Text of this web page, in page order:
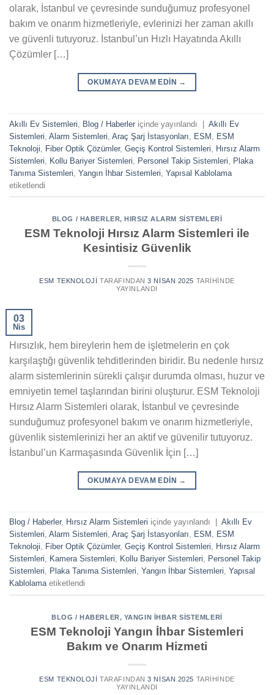
olarak, İstanbul ve çevresinde sunduğumuz profesyonel
bakım ve onarım hizmetleriyle, evlerinizi her zaman akıllı
ve güvenli tutuyoruz. İstanbul’un Hızlı Hayatında Akıllı
Çözümler […]
OKUMAYA DEVAM EDIN →
Akıllı Ev Sistemleri Blog / Haberler içinde yayınlandı | Akıllı Ev
Sistemleri Alarm Sistemleri Araç Şarj İstasyonları ESM
ESM
Teknoloji
Fiber Optik Çözümler, Geçiş Kontrol Sistemleri
Hırsız Alarm
Sistemleri
Kollu Bariyer Sistemleri Personel Takip Sistemleri
Plaka
Tanıma Sistemleri Yangın İhbar Sistemleri Yapısal Kablolama
etiketlendi
BLOG / HABERLER, HIRSIZ ALARM SISTEMLERI
ESM Teknoloji Hırsız Alarm Sistemleri ile
Kesintisiz Güvenlik
ESM TEKNOLOJI TARAFINDAN 3 NISAN 2025 TARIHINDE
YAYINLANDI
03
Nis
Hırsızlık, hem bireylerin hem de işletmelerin en çok
karşılaştığı güvenlik tehditlerinden biridir. Bu nedenle hırsız
alarm sistemlerinin sürekli çalışır durumda olması, huzur ve
emniyetin temel taşlarından birini oluşturur. ESM Teknoloji
Hırsız Alarm Sistemleri olarak, İstanbul ve çevresinde
sunduğumuz profesyonel bakım ve onarım hizmetleriyle,
güvenlik sistemlerinizi her an aktif ve güvenilir tutuyoruz.
İstanbul’un Karmaşasında Güvenlik İçin […]
OKUMAYA DEVAM EDIN →
Blog / Haberler, Hırsız Alarm Sistemleri içinde yayınlandı
Akıllı Ev
Sistemleri, Alarm Sistemleri, Araç Şarj İstasyonları, ESM , ESM
Teknoloji, Fiber Optik Çözümler, Geçiş Kontrol Sistemleri, Hırsız Alarm
Sistemleri, Kamera Sistemleri, Kollu Bariyer Sistemleri, Personel Takip
Sistemleri, Plaka Tanıma Sistemleri, Yangın İhbar Sistemleri, Yapısal
Kablolamaetiketlendi
BLOG / HABERLER, YANGIN İHBAR SISTEMLERI
ESM Teknoloji Yangın İhbar Sistemleri
Bakım ve Onarım Hizmeti
ESM TEKNOLOJI TARAFINDAN 3 NISAN 2025 TARIHINDE
YAYINLANDI